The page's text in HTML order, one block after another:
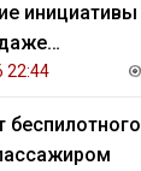
инициативы
прав на ЧМ
22:44
беспилотного